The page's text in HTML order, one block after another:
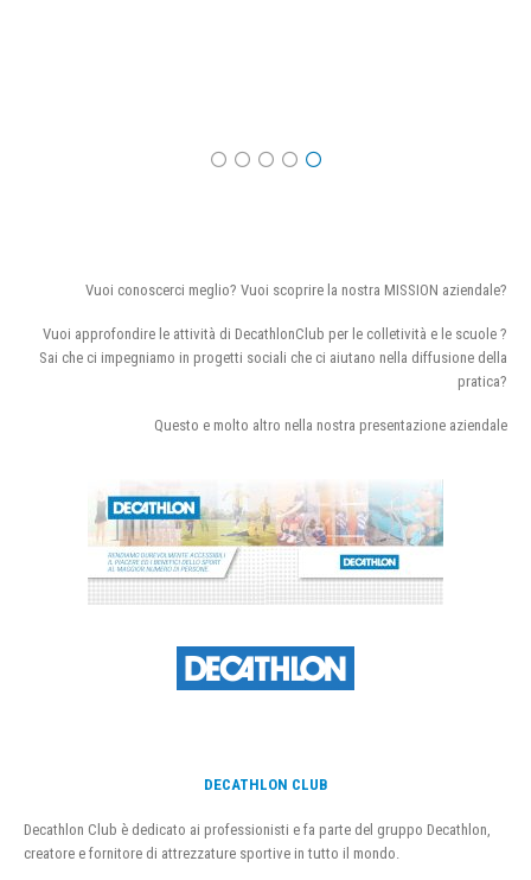
Vuoi conoscerci meglio? Vuoi scoprire la nostra MISSION aziendale?
Vuoi approfondire le attività di DecathlonClub per le colletività e le scuole ?
Sai che ci impegniamo in progetti sociali che ci aiutano nella diffusione della
pratica?
Questo e molto altro nella nostra presentazione aziendale
DECATHLON CLUB
Decathlon Club è dedicato ai professionisti e fa parte del gruppo Decathlon,
creatore e fornitore di attrezzature sportive in tutto il mondo.